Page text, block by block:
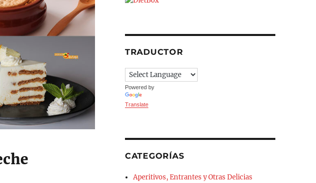
TRADUCTOR
Powered by
Translate
CATEGORÍAS
Aperitivos, Entrantes y Otras Delicias